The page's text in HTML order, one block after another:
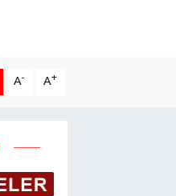
A- A+